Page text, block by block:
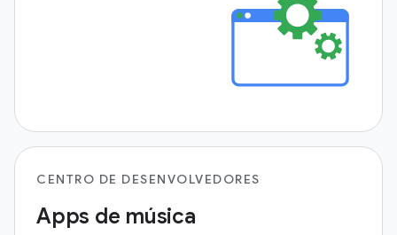
CENTRO DE DESENVOLVEDORES
Apps de música